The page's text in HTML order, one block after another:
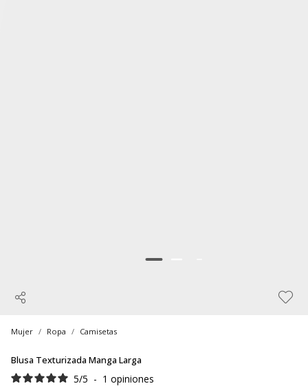
Mujer Ropa Camisetas
Blusa Texturizada Manga Larga
5/5 - 1 opiniones